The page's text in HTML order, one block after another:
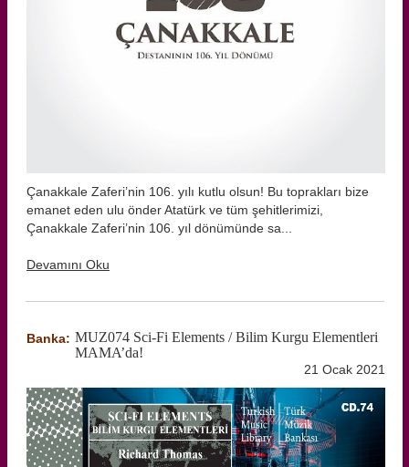
Çanakkale Zaferi’nin 106. yılı kutlu olsun! Bu toprakları bize
emanet eden ulu önder Atatürk ve tüm şehitlerimizi,
Çanakkale Zaferi’nin 106. yıl dönümünde sa...
Devamını Oku
Banka: MUZ074 Sci-Fi Elements / Bilim Kurgu Elementleri
MAMA’da!
21 Ocak 2021